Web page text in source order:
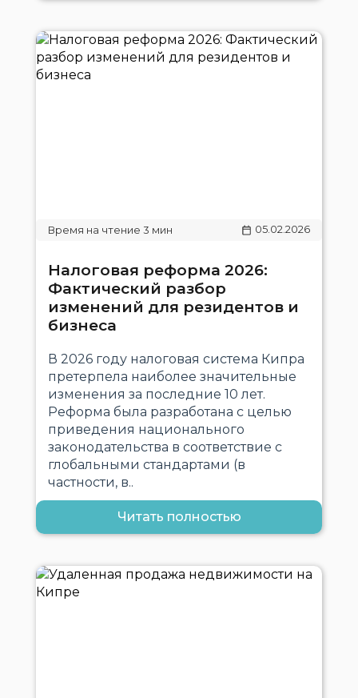
05.02.2026
Налоговая реформа 2026:
Фактический разбор
изменений для резидентов и
бизнеса
В 2026 году налоговая система Кипра
претерпела наиболее значительные
изменения за последние 10 лет.
Реформа была разработана с целью
приведения национального
законодательства в соответствие с
глобальными стандартами (в
частности, в..
Читать полностью